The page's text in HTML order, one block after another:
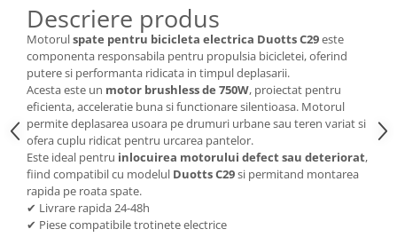
Descriere produs
Motorulspate pentru bicicleta electrica Duotts C29este
componenta responsabila pentru propulsia bicicletei, oferind
putere si performanta ridicata in timpul deplasarii.
Acesta este un motor brushless de 750W, proiectat pentru
eficienta, acceleratie buna si functionare silentioasa. Motorul
permite deplasarea usoara pe drumuri urbane sau teren variat si
ofera cuplu ridicat pentru urcarea pantelor.
Este ideal pentru inlocuirea motorului defect sau deteriorat,
fiind compatibil cu modelul Duotts C29si permitand montarea
rapida pe roata spate.
✔ Livrare rapida 24-48h
✔ Piese compatibile trotinete electrice